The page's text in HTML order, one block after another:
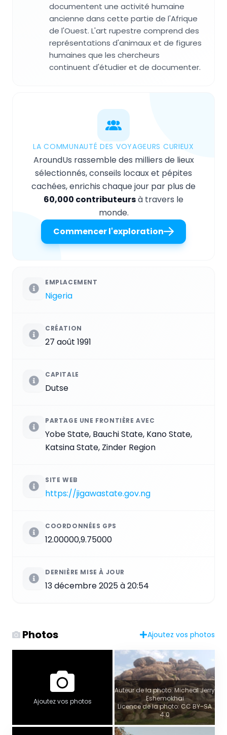
documentent une activité humaine
ancienne dans cette partie de l'Afrique
de l'Ouest. L'art rupestre comprend des
représentations d'animaux et de figures
humaines que les chercheurs
continuent d'étudier et de documenter.
LA COMMUNAUTÉ DES VOYAGEURS CURIEUX
AroundUs rassemble des milliers de lieux
sélectionnés, conseils locaux et pépites
cachées, enrichis chaque jour par plus de
60,000 contributeursà travers le
monde.
Commencer l'exploration
EMPLACEMENT
Nigeria
CRÉATION
27 août 1991
CAPITALE
Dutse
PARTAGE UNE FRONTIÈRE AVEC
Yobe State, Bauchi State, Kano State,
Katsina State, Zinder Region
SITE WEB
https://jigawastate.gov.ng
COORDONNÉES GPS
12.00000,9.75000
DERNIÈRE MISE À JOUR
13 décembre 2025 à 20:54
Photos Ajoutez vos photos
Ajoutez vos photos
Auteur de la photo: Micheal Jerry
Eshemokhai
Licence de la photo: CC BY-SA
4.0